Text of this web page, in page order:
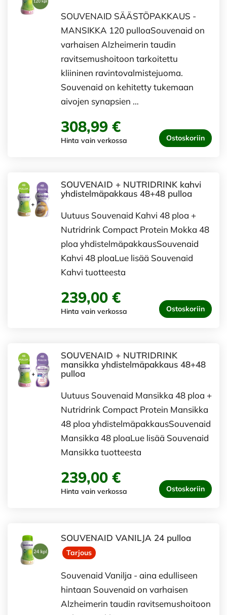
SOUVENAID SÄÄSTÖPAKKAUS -
MANSIKKA 120 pulloaSouvenaid on
varhaisen Alzheimerin taudin
ravitsemushoitoon tarkoitettu
kliininen ravintovalmistejuoma.
Souvenaid on kehitetty tukemaan
aivojen synapsien …
308,99 €
Hinta vain verkossa Ostoskoriin
SOUVENAID + NUTRIDRINK kahvi
yhdistelmäpakkaus 48+48 pulloa
Uutuus Souvenaid Kahvi 48 ploa +
Nutridrink Compact Protein Mokka 48
ploa yhdistelmäpakkausSouvenaid
Kahvi 48 ploaLue lisää Souvenaid
Kahvi tuotteesta
239,00 €
Hinta vain verkossa Ostoskoriin
SOUVENAID + NUTRIDRINK
mansikka yhdistelmäpakkaus 48+48
pulloa
Uutuus Souvenaid Mansikka 48 ploa +
Nutridrink Compact Protein Mansikka
48 ploa yhdistelmäpakkausSouvenaid
Mansikka 48 ploaLue lisää Souvenaid
Mansikka tuotteesta
239,00 €
Hinta vain verkossa Ostoskoriin
SOUVENAID VANILJA 24 pulloa
Tarjous
Souvenaid Vanilja - aina edulliseen
hintaan Souvenaid on varhaisen
Alzheimerin taudin ravitsemushoitoon